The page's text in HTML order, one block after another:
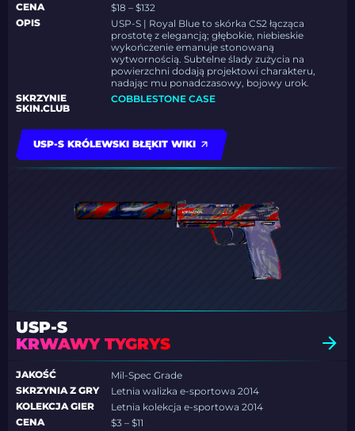
CENA
$18 – $132
OPIS
USP-S | Royal Blue to skórka CS2 łącząca
prostotę z elegancją; głębokie, niebieskie
wykończenie emanuje stonowaną
wytwornością. Subtelne ślady zużycia na
powierzchni dodają projektowi charakteru,
nadając mu ponadczasowy, bojowy urok.
SKRZYNIE
SKIN.CLUB
COBBLESTONE CASE
USP-S KRÓLEWSKI BŁĘKIT WIKI
USP-S
KRWAWY TYGRYS
JAKOŚĆ
Mil-Spec Grade
SKRZYNIA Z GRY
Letnia walizka e-sportowa 2014
KOLEKCJA GIER
Letnia kolekcja e-sportowa 2014
CENA
$3 – $11